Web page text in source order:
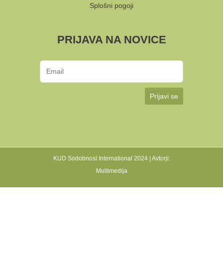
Splošni pogoji
PRIJAVA NA NOVICE
Prijavi se
KUD Sodobnost International 2024 | Avtorji:
Multimedija